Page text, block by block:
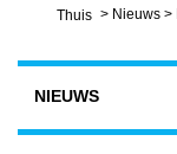
Thuis > Nieuws >
NIEUWS